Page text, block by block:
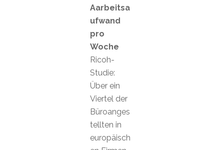
Aarbeitsa
ufwand
pro
Woche
Ricoh-
Studie:
Über ein
Viertel der
Büroanges
tellten in
europäisch